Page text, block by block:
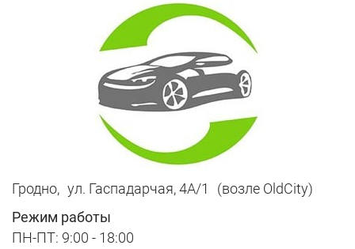
Гродно, ул. Гаспадарчая, 4А/1
(возле OldCity)
Режим работы
ПН-ПТ: 9:00 - 18:00